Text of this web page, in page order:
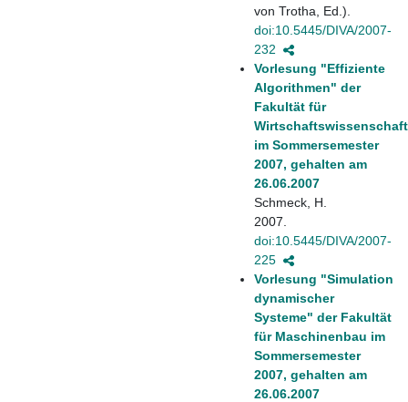
von Trotha, Ed.).
doi:10.5445/DIVA/2007-
232
Vorlesung "Effiziente
Algorithmen" der
Fakultät für
im Sommersemester
2007, gehalten am
26.06.2007
Schmeck, H.
2007.
doi:10.5445/DIVA/2007-
225
Vorlesung "Simulation
dynamischer
Systeme" der Fakultät
für Maschinenbau im
Sommersemester
2007, gehalten am
26.06.2007